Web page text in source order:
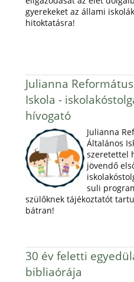
gyerekeket az állami
hitoktatásra!
Julianna
Iskola -
hívogató
Julianna
Általános
szeretettel
jövendő
suli
szülőknek tájékoztatót
bátran!
30 év feletti
bibliaórája